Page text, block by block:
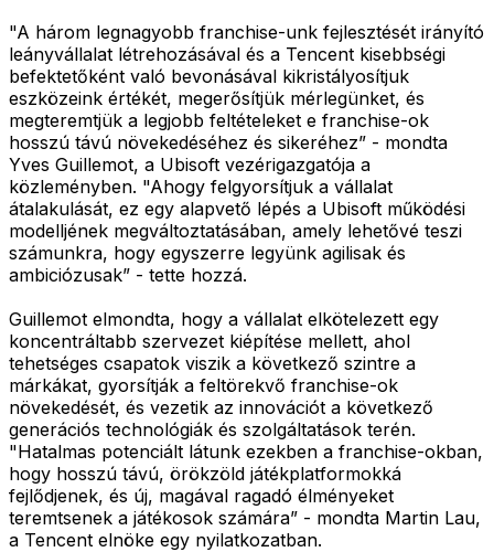
"A három legnagyobb franchise-unk fejlesztését irányító
leányvállalat létrehozásával és a Tencent kisebbségi
befektetőként való bevonásával kikristályosítjuk
eszközeink értékét, megerősítjük mérlegünket, és
megteremtjük a legjobb feltételeket e franchise-ok
hosszú távú növekedéséhez és sikeréhez” - mondta
Yves Guillemot, a Ubisoft vezérigazgatója a
közleményben. "Ahogy felgyorsítjuk a vállalat
átalakulását, ez egy alapvető lépés a Ubisoft működési
modelljének megváltoztatásában, amely lehetővé teszi
számunkra, hogy egyszerre legyünk agilisak és
ambiciózusak” - tette hozzá.
Guillemot elmondta, hogy a vállalat elkötelezett egy
koncentráltabb szervezet kiépítése mellett, ahol
tehetséges csapatok viszik a következő szintre a
márkákat, gyorsítják a feltörekvő franchise-ok
növekedését, és vezetik az innovációt a következő
generációs technológiák és szolgáltatások terén.
"Hatalmas potenciált látunk ezekben a franchise-okban,
hogy hosszú távú, örökzöld játékplatformokká
fejlődjenek, és új, magával ragadó élményeket
teremtsenek a játékosok számára” - mondta Martin Lau,
a Tencent elnöke egy nyilatkozatban.